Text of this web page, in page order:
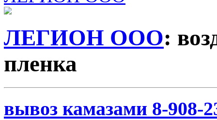
ЛЕГИОН ООО:
пленка
вывоз камазами 8-908-